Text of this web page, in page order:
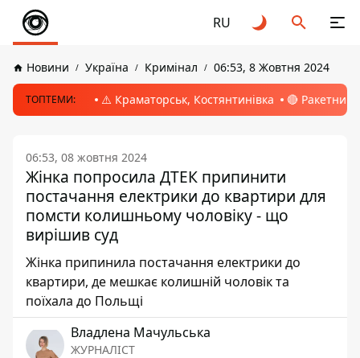
RU
Новини Україна Кримінал 06:53, 8 Жовтня 2024
ТОПТЕМИ: ⚠️ Краматорськ, Костянтинівка 🔴 Ракетний
06:53, 08 жовтня 2024
Жінка попросила ДТЕК припинити
постачання електрики до квартири для
помсти колишньому чоловіку - що
вирішив суд
Жінка припинила постачання електрики до
квартири, де мешкає колишній чоловік та
поїхала до Польщі
Владлена Мачульська
ЖУРНАЛІСТ